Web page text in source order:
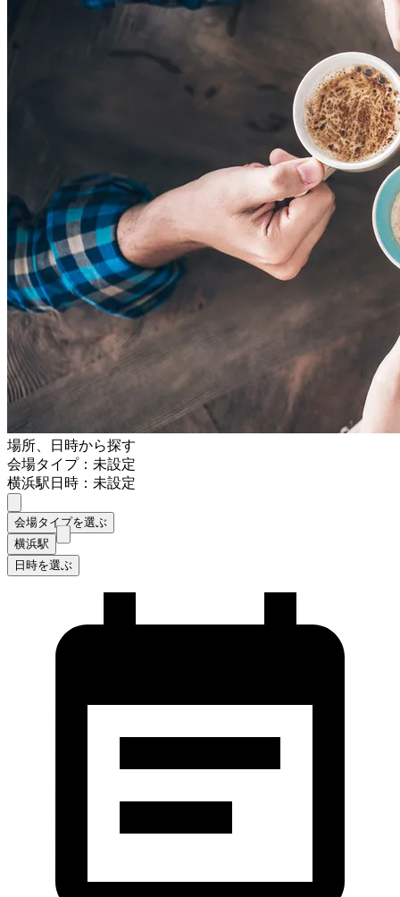
場所、日時から探す
会場タイプ：未設定
横浜駅日時：未設定
会場タイプを選ぶ
横浜駅
日時を選ぶ